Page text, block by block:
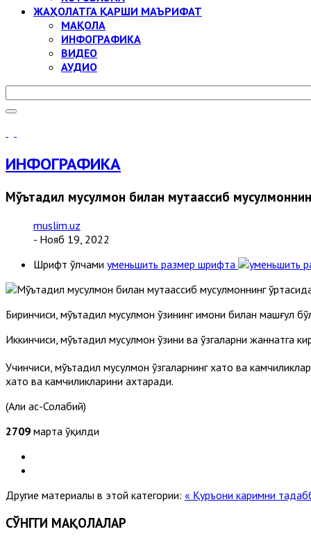
ЖАҲОЛАТГА ҚАРШИ МАЪРИФАТ
МАҚОЛА
ИНФОГРАФИКА
ВИДЕО
АУДИО
ИНФОГРАФИКА
Мўътадил мусулмон билан мутаассиб
muslim.uz
- Нояб 19, 2022
Шрифт ўлчами уменьшить размер шрифта
Биринчиси, мўътадил мусулмон ўзининг имони билан машғул
Иккинчиси, мўътадил мусулмон ўзини ва ўзгаларни жаннатга
Учинчиси, мўътадил мусулмон ўзгаларнинг хато ва
хато ва камчиликларини ахтаради.
(Али ас-Солабий)
2709 марта ўқилди
Другие материалы в этой категории: « Қуръони каримни
СЎНГГИ МАҚОЛАЛАР